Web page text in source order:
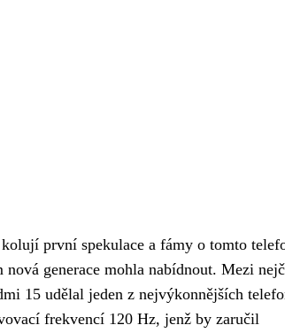
první spekulace a fámy o tomto
generace mohla nabídnout. Mezi
15 udělal jeden z nejvýkonnějších
frekvencí 120 Hz, jenž by zaručil